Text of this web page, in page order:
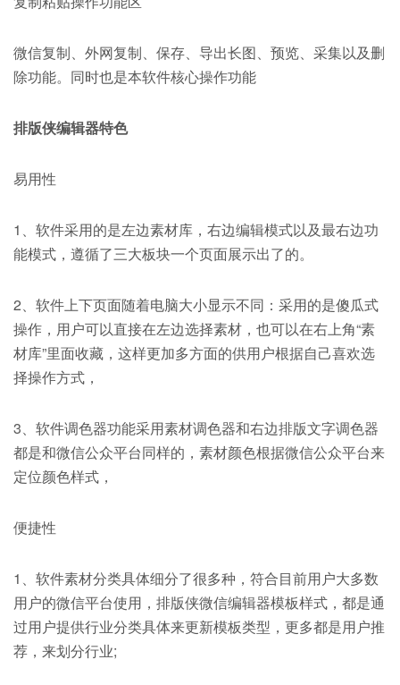
微信复制、外网复制、保存、导出长图、预览、采集以及删
除功能。同时也是本软件核心操作功能
排版侠编辑器特色
易用性
1、软件采用的是左边素材库，右边编辑模式以及最右边功
能模式，遵循了三大板块一个页面展示出了的。
2、软件上下页面随着电脑大小显示不同：采用的是傻瓜式
操作，用户可以直接在左边选择素材，也可以在右上角“素
材库”里面收藏，这样更加多方面的供用户根据自己喜欢选
择操作方式，
3、软件调色器功能采用素材调色器和右边排版文字调色器
都是和微信公众平台同样的，素材颜色根据微信公众平台来
定位颜色样式，
便捷性
1、软件素材分类具体细分了很多种，符合目前用户大多数
用户的微信平台使用，排版侠微信编辑器模板样式，都是通
过用户提供行业分类具体来更新模板类型，更多都是用户推
荐，来划分行业;